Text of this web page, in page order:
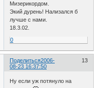
Мизерикордом.
Экий дурень! Нализался б
лучше с нами.
18.3.02.
0
Поделиться 13
2006-
08-23 16:37:50
Ну если уж потянуло на